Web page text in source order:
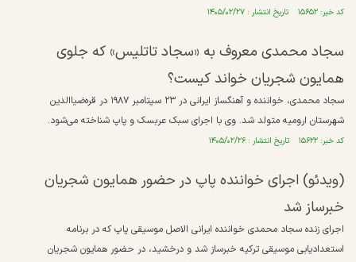
کد خبر: ۱۵۶۵۲ تاریخ انتشار : ۱۴۰۵/۰۲/۲۷
سجاد محمدی معروف به «سجاد تاتلیس» که جلوی
همایون شجریان خواند کیست؟
سجاد محمدی، خواننده و آهنگساز ایرانی در ۲۳ سپتامبر ۱۹۸۷ در قره‌ضیاالدین
شهرستان ارومیه متولد شد. وی با اجرای سبک عربسک و پاپ شناخته می‌شود.
کد خبر: ۱۵۶۲۲ تاریخ انتشار : ۱۴۰۵/۰۲/۲۶
(ویدئو) اجرای خواننده پاپ در حضور همایون شجریان
خبرساز شد
اجرای زنده سجاد محمدی خواننده ایرانی الاصل موسیقی پاپ که در برنامه
استعدادیابی موسیقی ترکیه خبرساز شد و درخشید، در حضور ‎همایون شجریان